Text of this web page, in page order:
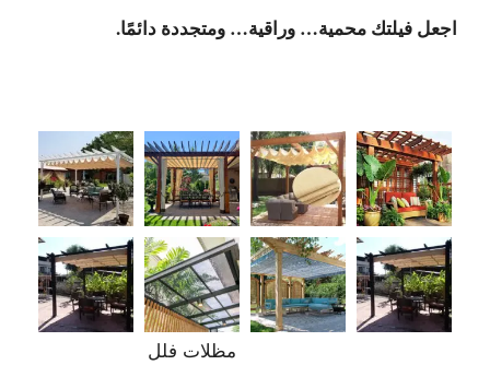
اجعل فيلتك محمية… وراقية… ومتجددة دائمًا.
مظلات فلل